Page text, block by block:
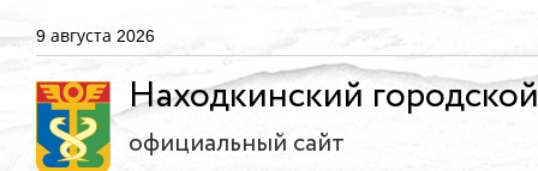
9 августа 2026
Находкинский
официальный сайт